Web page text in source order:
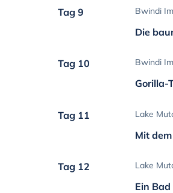
Tag 9 Bwindi
Die
Tag 10 Bwindi
Gorilla-
Tag 11 Lake
Mit
Tag 12 Lake
Ein